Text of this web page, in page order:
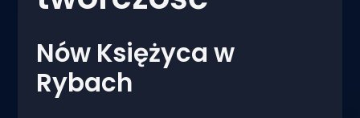
Nów Księżyca w
Rybach